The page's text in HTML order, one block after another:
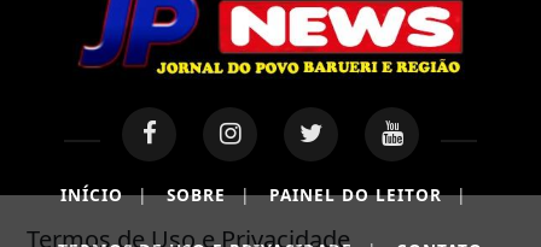
INÍCIO | SOBRE | PAINEL DO LEITOR |
Termos de Uso e Privacidade